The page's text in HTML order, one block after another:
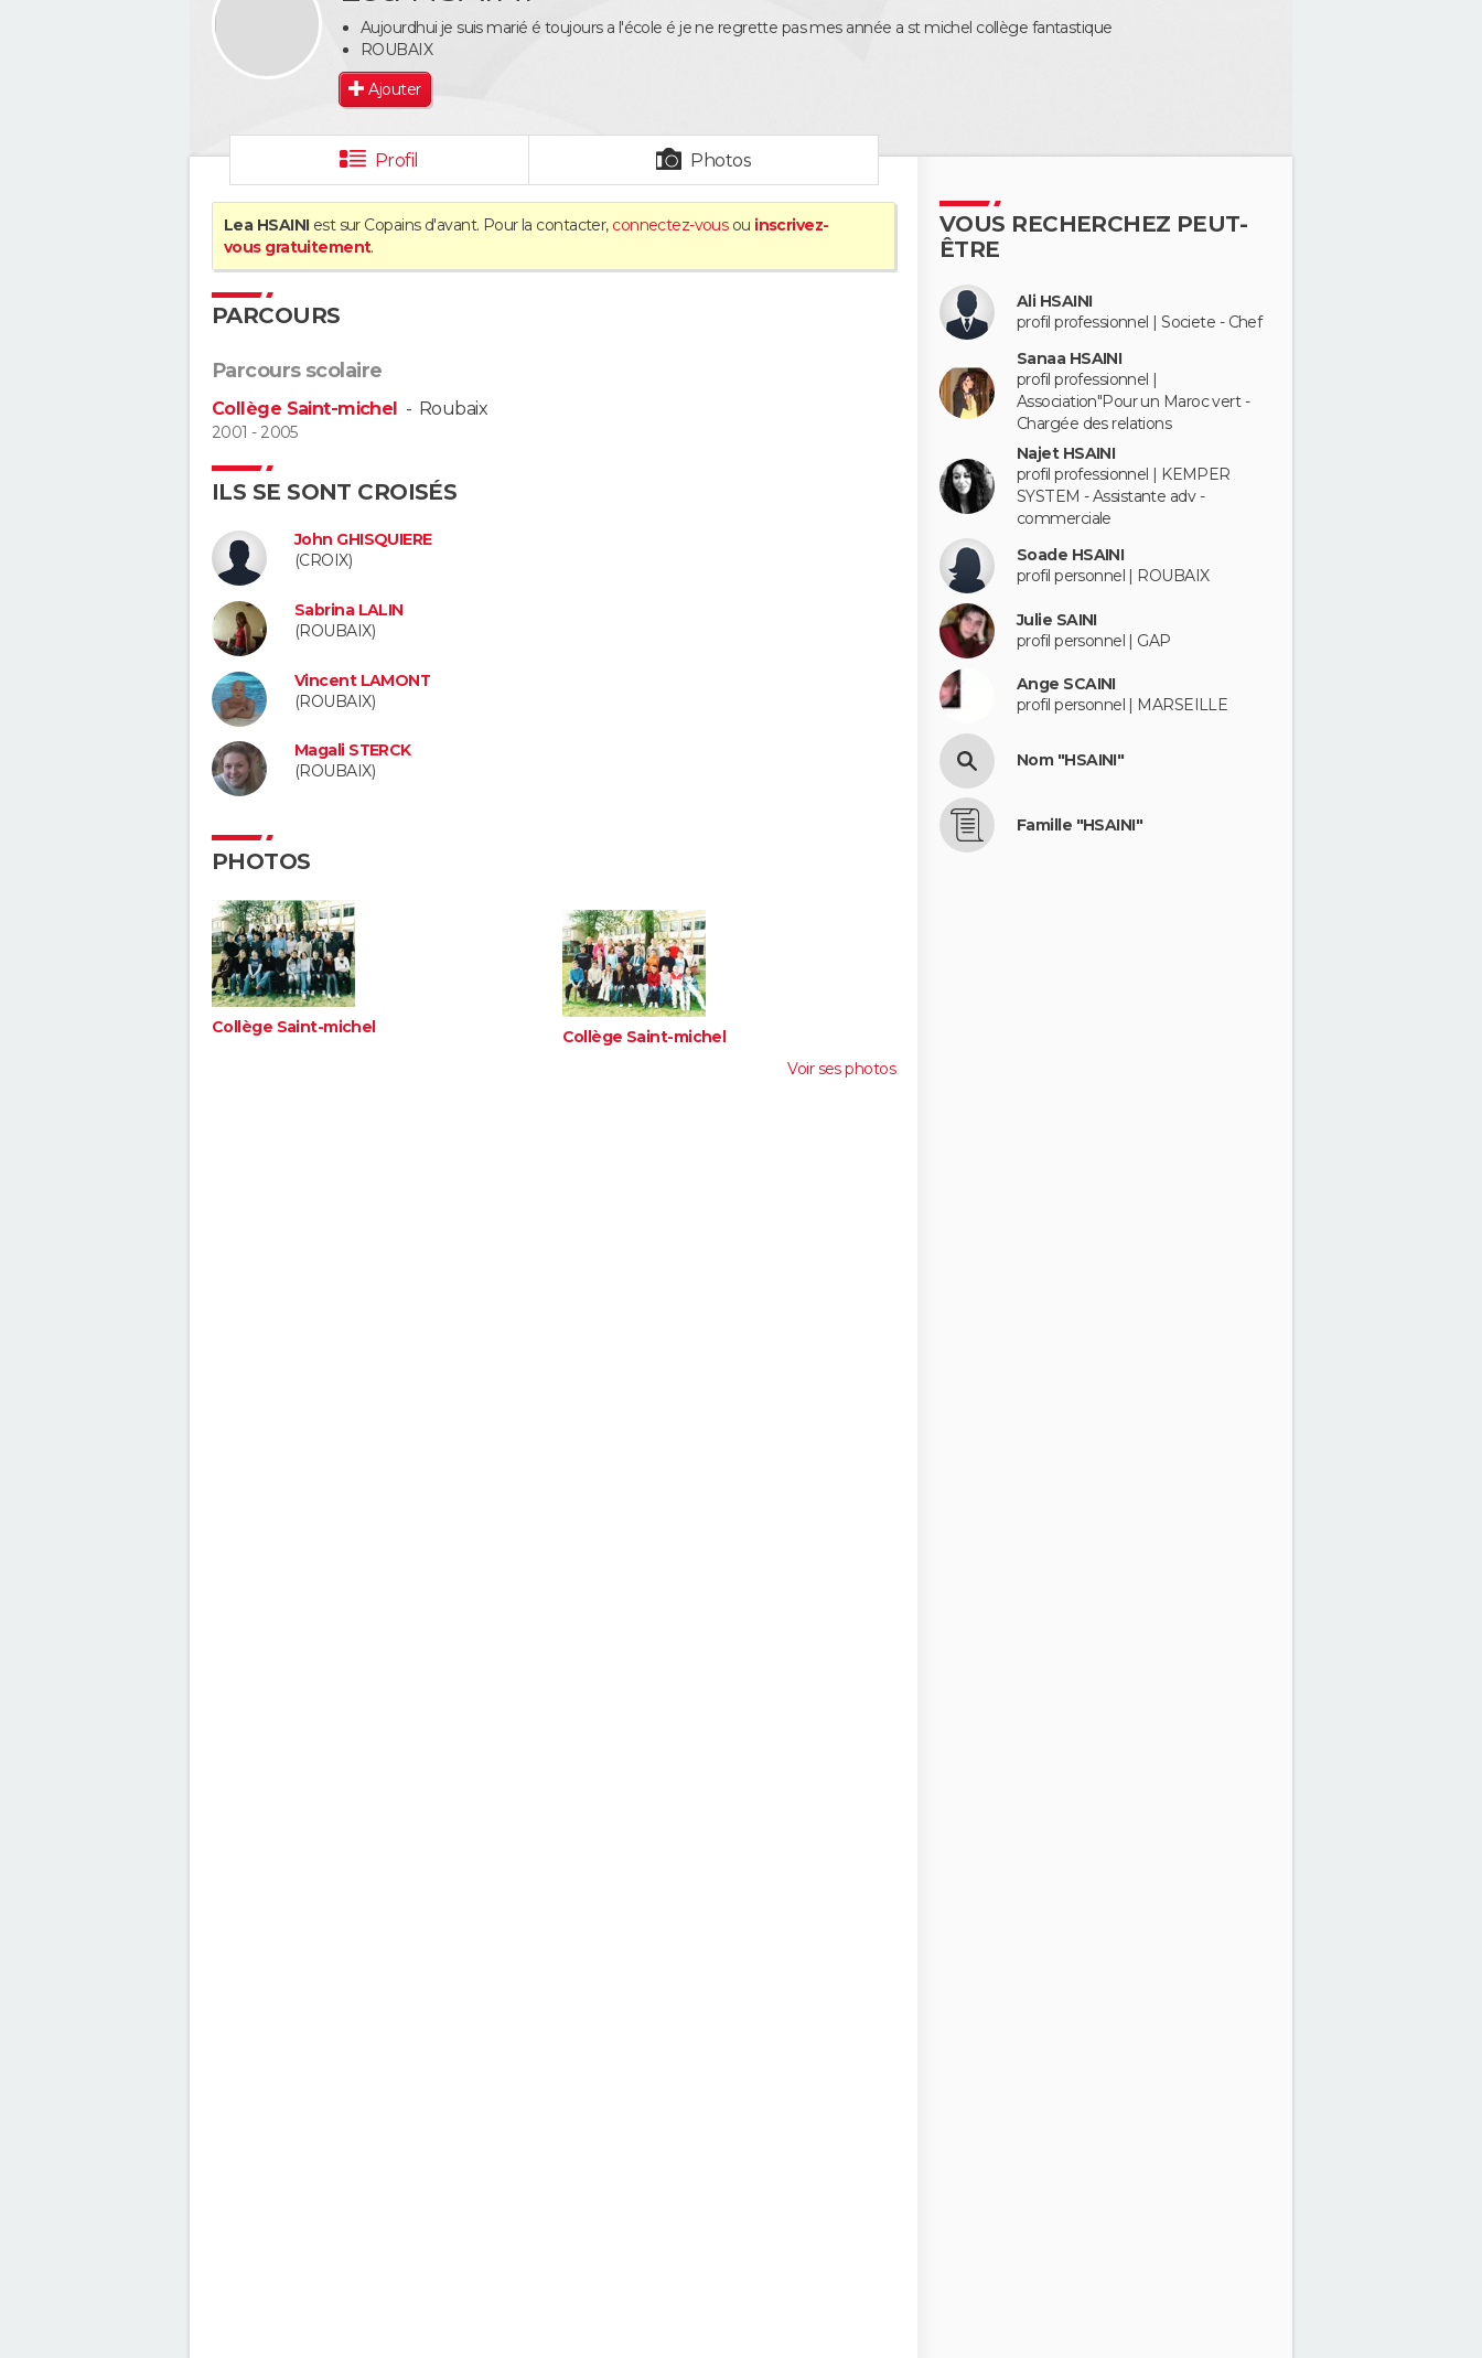
Aujourdhui je suis marié é toujours a l'école é je ne regrette pas mes année a st michel collège fantastique
ROUBAIX
Ajouter
Profil Photos
Lea HSAINI est sur Copains d'avant. Pour la contacter, connectez-vousou inscrivez-
vous gratuitement.
PARCOURS
Parcours scolaire
Collège Saint-michel - Roubaix
2001 - 2005
ILS SE SONT CROISÉS
John GHISQUIERE
(CROIX)
Sabrina LALIN
(ROUBAIX)
Vincent LAMONT
(ROUBAIX)
Magali STERCK
(ROUBAIX)
PHOTOS
Collège Saint-michel
Collège Saint-michel
Voir ses photos
VOUS RECHERCHEZ PEUT-
ÊTRE
Ali HSAINI
profil professionnel | Societe - Chef
Sanaa HSAINI
profil professionnel |
Association"Pour un Maroc vert -
Chargée des relations
Najet HSAINI
profil professionnel | KEMPER
SYSTEM - Assistante adv -
commerciale
Soade HSAINI
profil personnel | ROUBAIX
Julie SAINI
profil personnel | GAP
Ange SCAINI
profil personnel | MARSEILLE
Nom "HSAINI"
Famille "HSAINI"